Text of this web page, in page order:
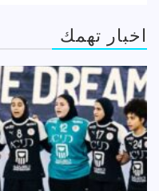
اخبار تهمك